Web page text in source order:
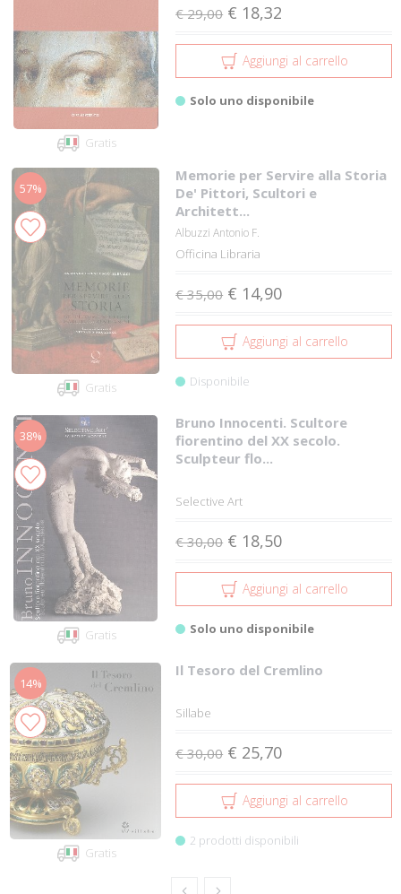
Gratis
€ 29,00 € 18,32
Aggiungi al carrello
Solo uno disponibile
57%
Gratis
Memorie per Servire alla Storia
De' Pittori, Scultori e
Architett...
Albuzzi Antonio F.
Officina Libraria
€ 35,00 € 14,90
Aggiungi al carrello
Disponibile
38%
Gratis
Bruno Innocenti. Scultore
fiorentino del XX secolo.
Sculpteur flo...
Selective Art
€ 30,00 € 18,50
Aggiungi al carrello
Solo uno disponibile
14%
Gratis
Il Tesoro del Cremlino
Sillabe
€ 30,00 € 25,70
Aggiungi al carrello
2 prodotti disponibili